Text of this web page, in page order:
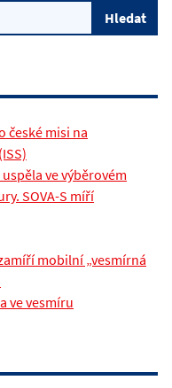
české misi na
ve výběrovém
SOVA-S míří
mobilní „vesmírná
ve vesmíru